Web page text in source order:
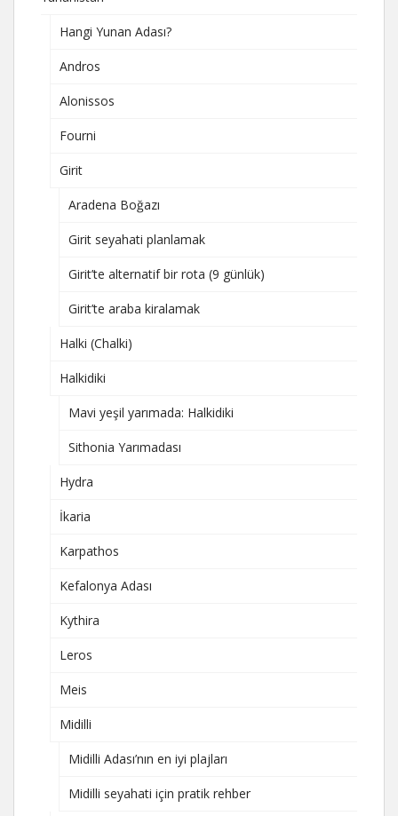
Hangi Yunan Adası?
Andros
Alonissos
Fourni
Girit
Aradena Boğazı
Girit seyahati planlamak
Girit’te alternatif bir rota (9 günlük)
Girit’te araba kiralamak
Halki (Chalki)
Halkidiki
Mavi yeşil yarımada: Halkidiki
Sithonia Yarımadası
Hydra
İkaria
Karpathos
Kefalonya Adası
Kythira
Leros
Meis
Midilli
Midilli Adası’nın en iyi plajları
Midilli seyahati için pratik rehber